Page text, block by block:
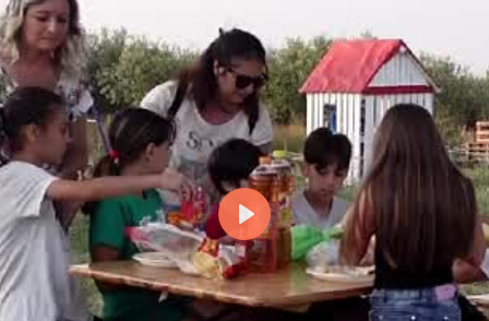
Riproduci